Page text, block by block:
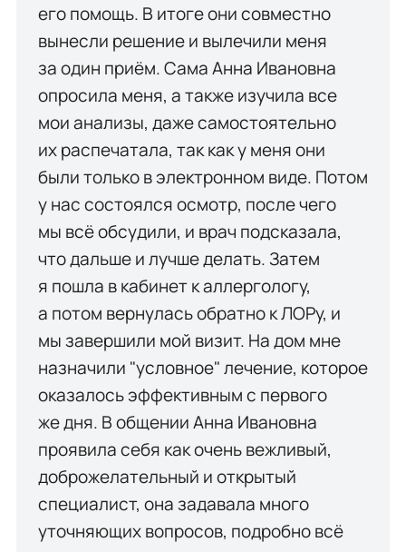
его помощь. В итоге они совместно
вынесли решение и вылечили меня
за один приём. Сама Анна Ивановна
опросила меня, а также изучила все
мои анализы, даже самостоятельно
их распечатала, так как у меня они
были только в электронном виде. Потом
у нас состоялся осмотр, после чего
мы всё обсудили, и врач подсказала,
что дальше и лучше делать. Затем
я пошла в кабинет к аллергологу,
а потом вернулась обратно к ЛОРу, и
мы завершили мой визит. На дом мне
назначили "условное" лечение, которое
оказалось эффективным с первого
же дня. В общении Анна Ивановна
проявила себя как очень вежливый,
доброжелательный и открытый
специалист, она задавала много
уточняющих вопросов, подробно всё